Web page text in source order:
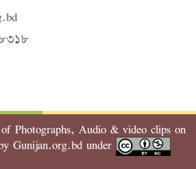
Photographs, Audio & video clips on
Gunijan.org.bd under